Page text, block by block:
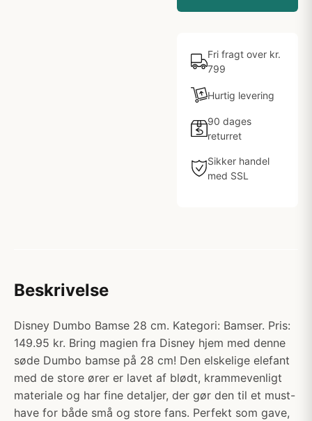
Fri fragt over kr.
799
Hurtig levering
90 dages
returret
Sikker handel
med SSL
Beskrivelse
Disney Dumbo Bamse 28 cm. Kategori: Bamser. Pris:
149.95 kr. Bring magien fra Disney hjem med denne
søde Dumbo bamse på 28 cm! Den elskelige elefant
med de store ører er lavet af blødt, krammevenligt
materiale og har fine detaljer, der gør den til et must-
have for både små og store fans. Perfekt som gave,